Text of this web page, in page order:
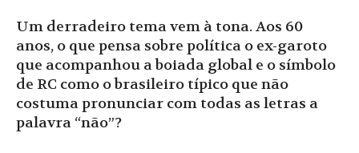
Um derradeiro tema vem à tona. Aos 60
anos, o que pensa sobre política o ex-garoto
que acompanhou a boiada global e o símbolo
de RC como o brasileiro típico que não
costuma pronunciar com todas as letras a
palavra “não”?